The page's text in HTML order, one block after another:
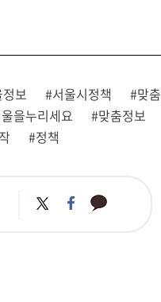
보 #서울시정책 #맞춤
을누리세요 #맞춤정보
#정책
트
위
페
이
카
카